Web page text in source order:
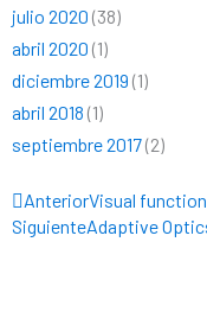
julio 2020 (38)
abril 2020 (1)
diciembre 2019 (1)
abril 2018 (1)
septiembre 2017(2)
Ant
AnteriorVisual
SiguienteAdaptive